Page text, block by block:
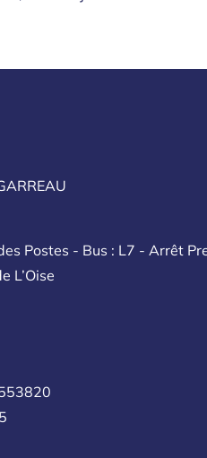
Postes - Bus : L7 - Arrêt
L’Oise